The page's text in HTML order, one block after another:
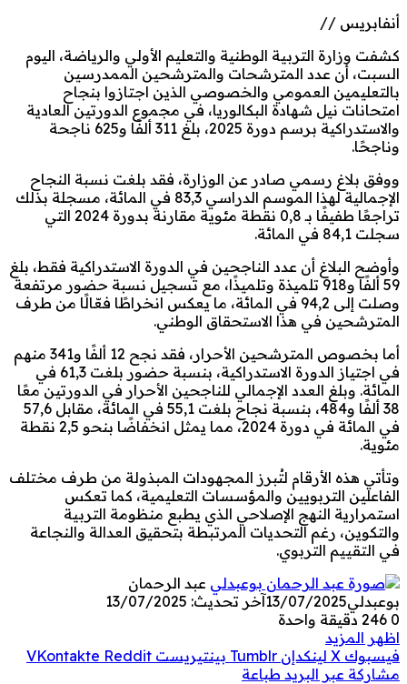
أنفابريس //
كشفت وزارة التربية الوطنية والتعليم الأولي والرياضة، اليوم
السبت، أن عدد المترشحات والمترشحين الممدرسين
بالتعليمين العمومي والخصوصي الذين اجتازوا بنجاح
امتحانات نيل شهادة البكالوريا، في مجموع الدورتين العادية
والاستدراكية برسم دورة 2025، بلغ 311 ألفًا و625 ناجحة
وناجحًا.
ووفق بلاغ رسمي صادر عن الوزارة، فقد بلغت نسبة النجاح
الإجمالية لهذا الموسم الدراسي 83,3 في المائة، مسجلة بذلك
تراجعًا طفيفًا بـ 0,8 نقطة مئوية مقارنة بدورة 2024 التي
سجلت 84,1 في المائة.
وأوضح البلاغ أن عدد الناجحين في الدورة الاستدراكية فقط، بلغ
59 ألفًا و918 تلميذة وتلميذًا، مع تسجيل نسبة حضور مرتفعة
وصلت إلى 94,2 في المائة، ما يعكس انخراطًا فعّالًا من طرف
المترشحين في هذا الاستحقاق الوطني.
أما بخصوص المترشحين الأحرار، فقد نجح 12 ألفًا و341 منهم
في اجتياز الدورة الاستدراكية، بنسبة حضور بلغت 61,3 في
المائة. وبلغ العدد الإجمالي للناجحين الأحرار في الدورتين معًا
38 ألفًا و484، بنسبة نجاح بلغت 55,1 في المائة، مقابل 57,6
في المائة في دورة 2024، مما يمثل انخفاضًا بنحو 2,5 نقطة
مئوية.
وتأتي هذه الأرقام لتُبرز المجهودات المبذولة من طرف مختلف
الفاعلين التربويين والمؤسسات التعليمية، كما تعكس
استمرارية النهج الإصلاحي الذي يطبع منظومة التربية
والتكوين، رغم التحديات المرتبطة بتحقيق العدالة والنجاعة
في التقييم التربوي.
عبد الرحمان
بوعبدلي13/07/2025آخر تحديث: 13/07/2025
0
دقيقة واحدة
اظهر المزيد
فيسبوك ‫X لينكدإن بينتيريست
مشاركة عبر البريد طباعة